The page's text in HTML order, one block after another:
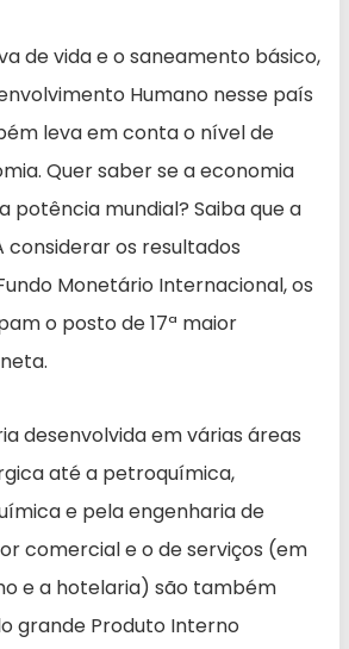
de vida e o saneamento básico,
Humano nesse país
leva em conta o nível de
Quer saber se a economia
potência mundial? Saiba que a
considerar os resultados
Monetário Internacional, os
o posto de 17ª maior
desenvolvida em várias áreas
até a petroquímica,
e pela engenharia de
comercial e o de serviços (em
e a hotelaria) são também
grande Produto Interno